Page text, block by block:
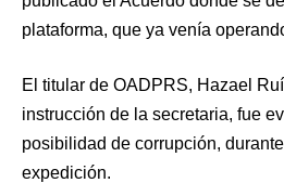
plataforma, que ya venía
El titular de OADPRS, Hazael
instrucción de la secretaria, fue
posibilidad de corrupción,
expedición.